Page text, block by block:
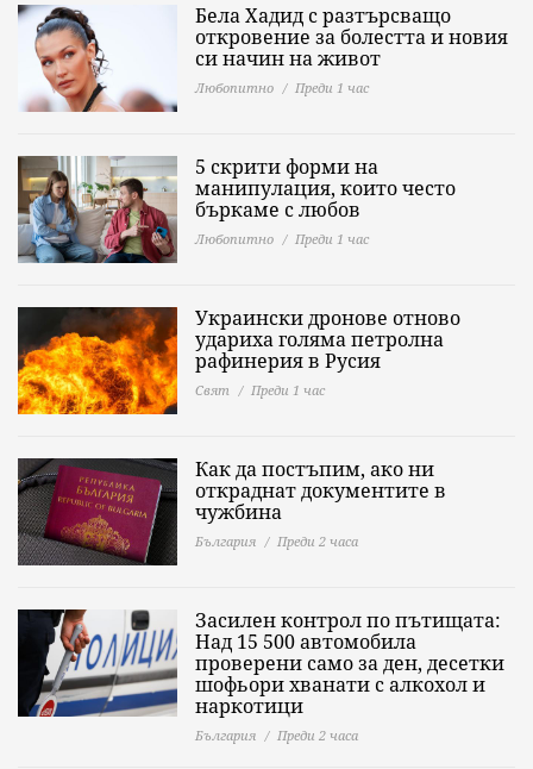
Бела Хадид с разтърсващо
откровение за болестта и новия
си начин на живот
Любопитно Преди 1 час
5 скрити форми на
манипулация, които често
бъркаме с любов
Любопитно Преди 1 час
Украински дронове отново
удариха голяма петролна
рафинерия в Русия
Свят Преди 1 час
Как да постъпим, ако ни
откраднат документите в
чужбина
България Преди 2 часа
Засилен контрол по пътищата:
Над 15 500 автомобила
проверени само за ден, десетки
шофьори хванати с алкохол и
наркотици
България Преди 2 часа